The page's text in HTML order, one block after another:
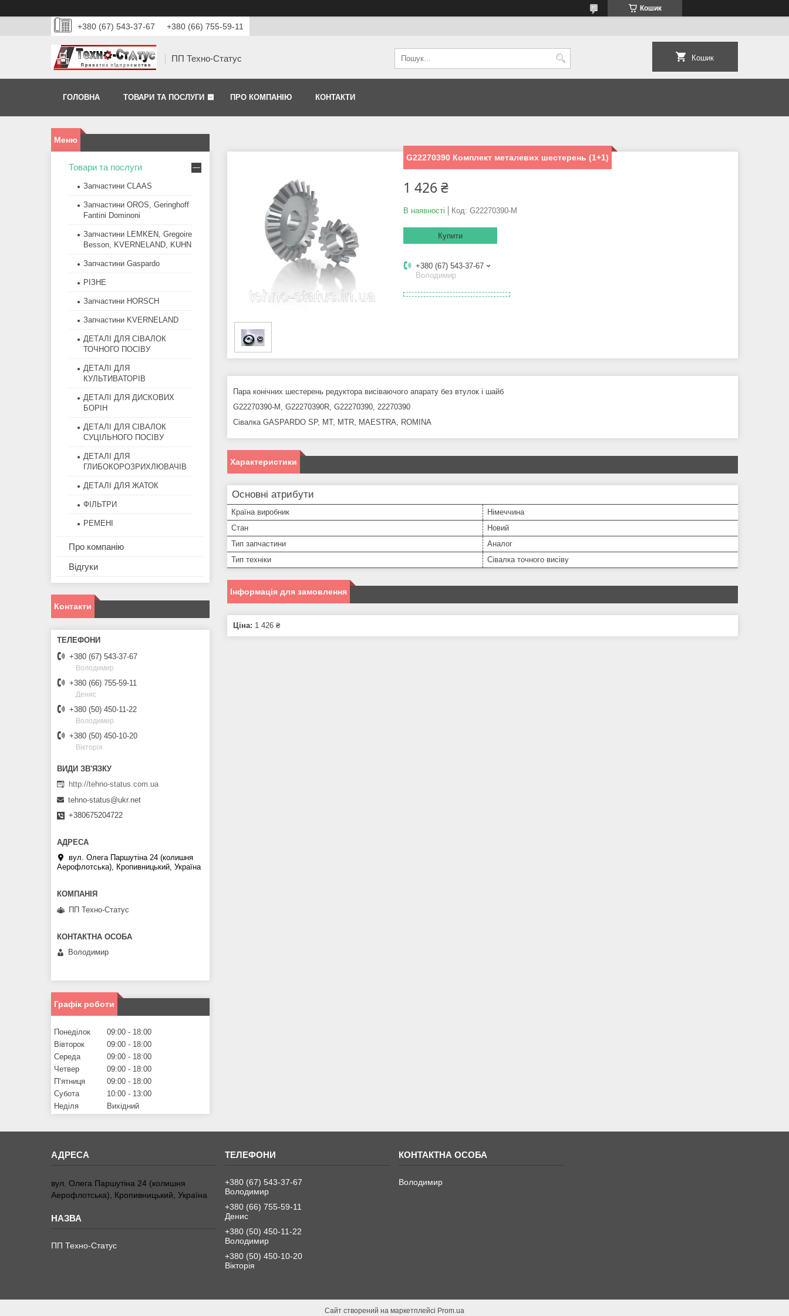
Кошик
+380 (67) 543-37-67 +380 (66) 755-59-11
ПП Техно-Статус Кошик
ГОЛОВНА ТОВАРИ ТА ПОСЛУГИ ПРО КОМПАНІЮ КОНТАКТИ
G22270390 Комплект металевих шестерень (1+1)
1 426 ₴
В наявності Код: G22270390-M
Купити
+380 (67) 543-37-67
Володимир
Пара конічних шестерень редуктора висіваючого апарату без втулок і шайб
G22270390-M, G22270390R, G22270390, 22270390
Сівалка GASPARDO SP, MT, MTR, MAESTRA, ROMINA
Характеристики
Основні атрибути
Країна виробник
Німеччина
Стан
Новий
Тип запчастини
Аналог
Тип техніки
Сівалка точного висіву
Інформація для замовлення
Ціна: 1 426 ₴
Товари та послуги
Запчастини CLAAS
Запчастини OROS, Geringhoff
Fantini Dominoni
Запчастини LEMKEN, Gregoire
Besson, KVERNELAND, KUHN
Запчастини Gaspardo
РІЗНЕ
Запчастини HORSCH
Запчастини KVERNELAND
ДЕТАЛІ ДЛЯ СІВАЛОК
ТОЧНОГО ПОСІВУ
ДЕТАЛІ ДЛЯ
КУЛЬТИВАТОРІВ
ДЕТАЛІ ДЛЯ ДИСКОВИХ
БОРІН
ДЕТАЛІ ДЛЯ СІВАЛОК
СУЦІЛЬНОГО ПОСІВУ
ДЕТАЛІ ДЛЯ
ГЛИБОКОРОЗРИХЛЮВАЧІВ
ДЕТАЛІ ДЛЯ ЖАТОК
ФІЛЬТРИ
РЕМЕНІ
Про компанію
Відгуки
Контакти
+380 (67) 543-37-67
Володимир
+380 (66) 755-59-11
Денис
+380 (50) 450-11-22
Володимир
+380 (50) 450-10-20
Вікторія
http://tehno-status.com.ua
tehno-status@ukr.net
+380675204722
вул. Олега Паршутіна 24 (колишня
Аерофлотська), Кропивницький, Україна
ПП Техно-Статус
Володимир
Графік роботи
Понеділок 09:00
18:00
Вівторок
09:00
18:00
Середа
09:00
18:00
Четвер
09:00
18:00
Пʼятниця
09:00
18:00
Субота
10:00
13:00
Неділя
Вихідний
вул. Олега Паршутіна 24 (колишня
Аерофлотська), Кропивницький, Україна
ПП Техно-Статус
+380 (67) 543-37-67
Володимир
+380 (66) 755-59-11
Денис
+380 (50) 450-11-22
Володимир
+380 (50) 450-10-20
Вікторія
Володимир
Сайт створений на маркетплейсі Prom.ua